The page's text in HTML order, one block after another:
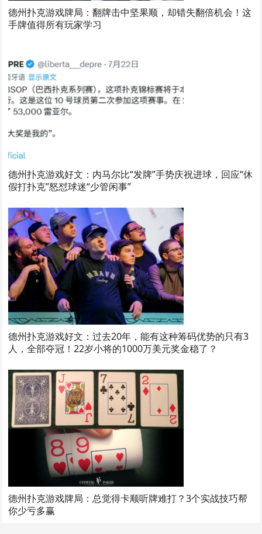
德州扑克游戏牌局：翻牌击中坚果顺，却错失翻倍机会！这
手牌值得所有玩家学习
德州扑克游戏好文：内马尔比“发牌”手势庆祝进球，回应“休
假打扑克”怒怼球迷“少管闲事”
德州扑克游戏好文：过去20年，能有这种筹码优势的只有3
人，全部夺冠！22岁小将的1000万美元奖金稳了？
德州扑克游戏牌局：总觉得卡顺听牌难打？3个实战技巧帮
你少亏多赢